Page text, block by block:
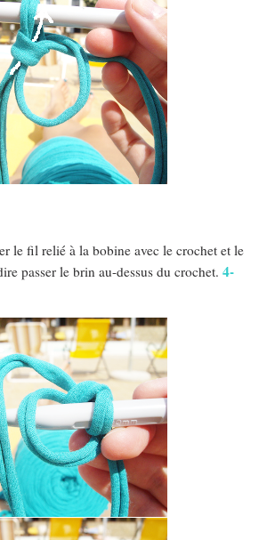
le fil relié à la bobine avec le crochet et le
passer le brin au-dessus du crochet. 4-